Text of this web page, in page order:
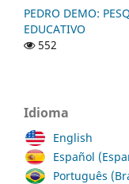
PEDRO DEMO:
EDUCATIVO
552
Idioma
English
Español
Português